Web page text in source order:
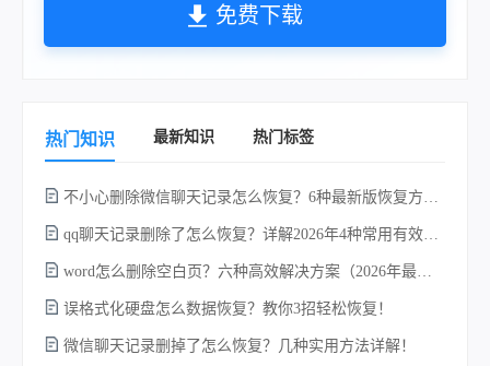
免费下载
热门知识 最新知识 热门标签
不小心删除微信聊天记录怎么恢复？6种最新版恢复方法对比，选对方案找回率提升80%！
qq聊天记录删除了怎么恢复？详解2026年4种常用有效的方法（支持.db数据库提取）
word怎么删除空白页？六种高效解决方案（2026年最新实操指南）！
误格式化硬盘怎么数据恢复？教你3招轻松恢复！
微信聊天记录删掉了怎么恢复？几种实用方法详解！